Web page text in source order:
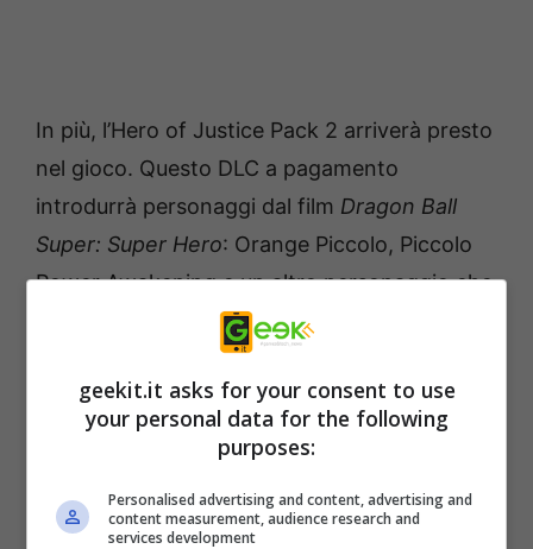
In più, l’Hero of Justice Pack 2 arriverà presto
nel gioco. Questo DLC a pagamento
introdurrà personaggi dal film Dragon Ball
Super: Super Hero: Orange Piccolo, Piccolo
Power Awakening e un altro personaggio che
deve essere ancora svelato.
I fan alla ricerca di contenuti aggiuntivi,
possono acquistare il The Hero of Justice
Set, un bundle che include entrambi i DLC
legati aDragon Ball Super: Super Hero
geekit.it asks for your consent to use
your personal data for the following
purposes:
Personalised advertising and content, advertising and
content measurement, audience research and
services development